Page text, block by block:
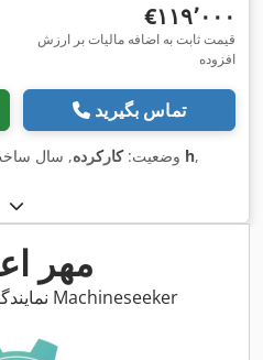
‎€۱۱۹٬۰۰۰
قیمت ثابت به اضافه مالیات بر ارزش
افزوده
تماس بگیرید
وضعیت:کارکرده, سال ۵٬۳۹۶ h,
مهر
نمایندگان فروش مورد تأیید Machineseeker